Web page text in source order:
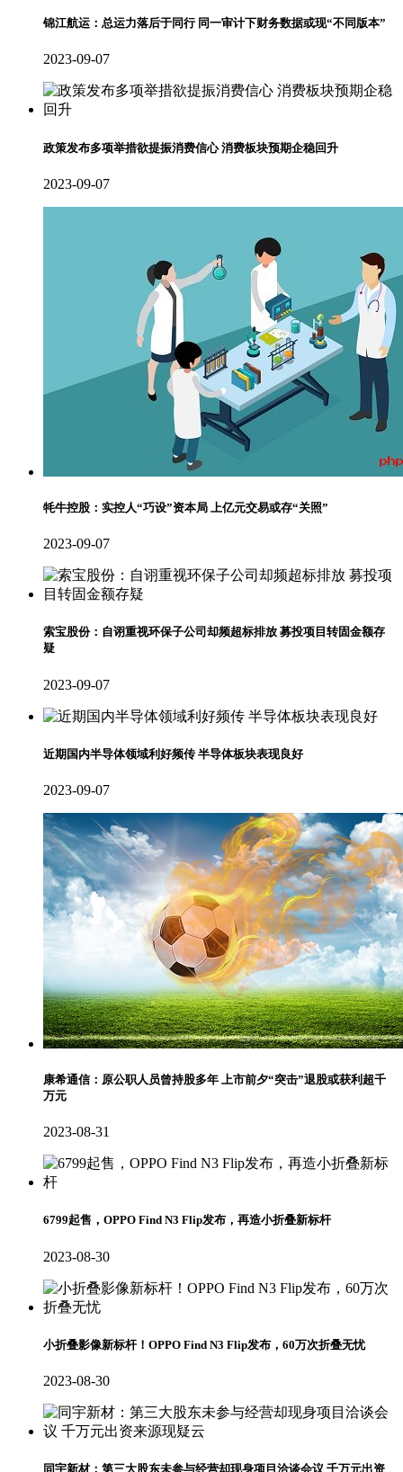
锦江航运：总运力落后于同行 同一审计下财务数据或现“不同版本”
2023-09-07
政策发布多项举措欲提振消费信心 消费板块预期企稳回升
2023-09-07
牦牛控股：实控人“巧设”资本局 上亿元交易或存“关照”
2023-09-07
索宝股份：自诩重视环保子公司却频超标排放 募投项目转固金额存
疑
2023-09-07
近期国内半导体领域利好频传 半导体板块表现良好
2023-09-07
康希通信：原公职人员曾持股多年 上市前夕“突击”退股或获利超千
万元
2023-08-31
6799起售，OPPO Find N3 Flip发布，再造小折叠新标杆
2023-08-30
小折叠影像新标杆！OPPO Find N3 Flip发布，60万次折叠无忧
2023-08-30
同宇新材：第三大股东未参与经营却现身项目洽谈会议 千万元出资